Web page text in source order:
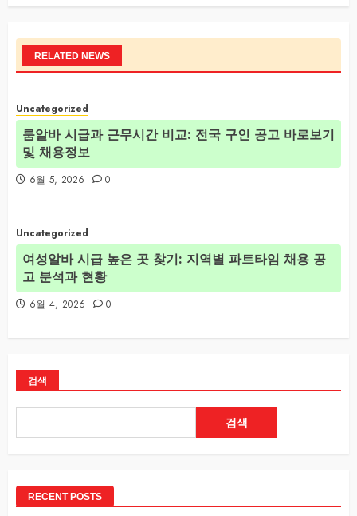
RELATED NEWS
Uncategorized
룸알바 시급과 근무시간 비교: 전국 구인 공고 바로보기
및 채용정보
6월 5, 2026 0
Uncategorized
여성알바 시급 높은 곳 찾기: 지역별 파트타임 채용 공
고 분석과 현황
6월 4, 2026 0
검색
검색
RECENT POSTS